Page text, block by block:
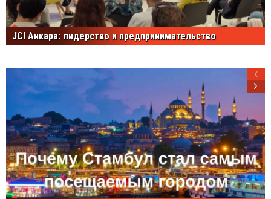
JCI Анкара: лидерство и предпринимательство